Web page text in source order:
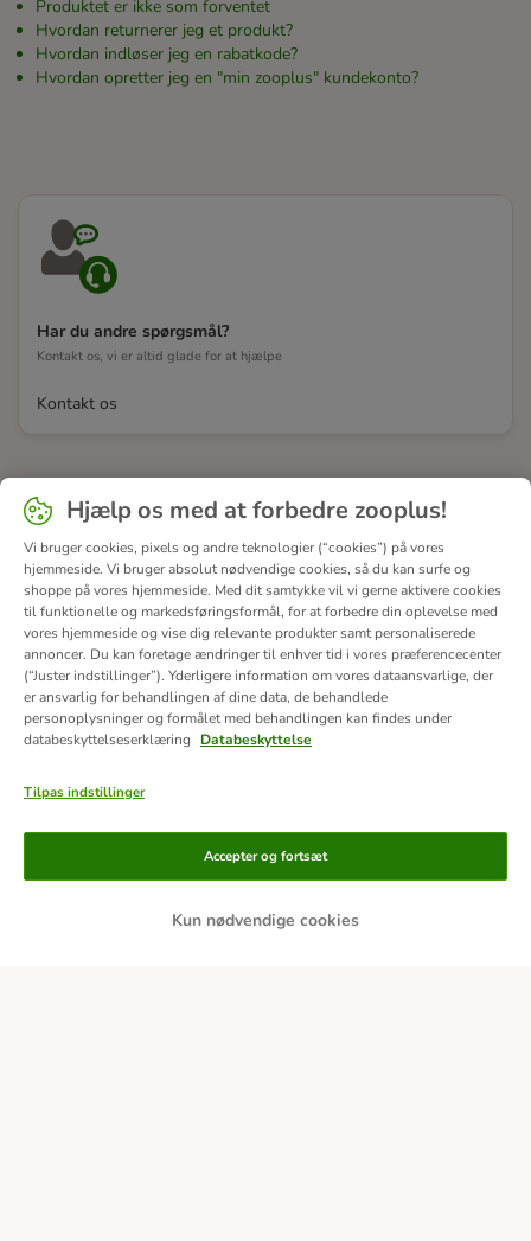
Produktet er ikke som forventet
Hvordan returnerer jeg et produkt?
Hvordan indløser jeg en rabatkode?
Hvordan opretter jeg en "min zooplus" kundekonto?
Har du andre spørgsmål?
Kontakt os, vi er altid glade for at hjælpe
Kontakt os
Hjælp os med at forbedre zooplus!
Vi bruger cookies, pixels og andre teknologier (“cookies”) på vores
hjemmeside. Vi bruger absolut nødvendige cookies, så du kan surfe og
shoppe på vores hjemmeside. Med dit samtykke vil vi gerne aktivere cookies
til funktionelle og markedsføringsformål, for at forbedre din oplevelse med
vores hjemmeside og vise dig relevante produkter samt personaliserede
annoncer. Du kan foretage ændringer til enhver tid i vores præferencecenter
(“Juster indstillinger”). Yderligere information om vores dataansvarlige, der
er ansvarlig for behandlingen af ​​dine data, de behandlede
personoplysninger og formålet med behandlingen kan findes under
databeskyttelseserklæring
Databeskyttelse
Tilpas indstillinger
Kun nødvendige cookies
Accepter og fortsæt